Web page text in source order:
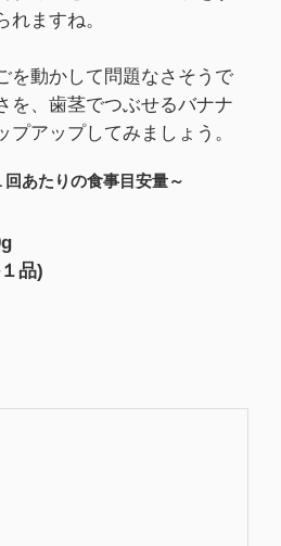
れますね。
を動かして問題なさそうで
を、歯茎でつぶせるバナナ
プアップしてみましょう。
回あたりの食事目安量～
品)